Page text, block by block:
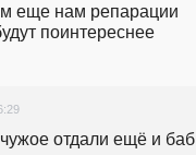
еще нам репарации
поинтереснее
отдали ещё и